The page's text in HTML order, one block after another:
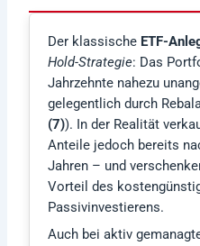
Der klassische ETF-
Hold-Strategie: Das
Jahrzehnte nahezu
gelegentlich durch
(7)). In der Realität
Anteile jedoch bereits
Jahren – und
Vorteil des
Passivinvestierens.
Auch bei aktiv